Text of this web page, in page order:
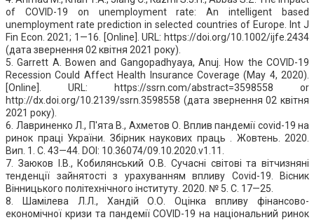
of COVID-19 on unemployment rate: An intelligent based
unemployment rate prediction in selected countries of Europe. Int J
Fin Econ. 2021; 1—16. [Online]. URL: https://doi.org/10.1002/ijfe.2434
(дата звернення 02 квітня 2021 року).
5. Garrett A. Bowen and Gangopadhyaya, Anuj. How the COVID-19
Recession Could Affect Health Insurance Coverage (May 4, 2020).
[Online]. URL: https://ssrn.com/abstract=3598558 or
http://dx.doi.org/10.2139/ssrn.3598558 (дата звернення 02 квітня
2021 року).
6. Лавриненко Л., П'ята В., Ахметов О. Вплив пандемії covid-19 на
ринок праці України. Збірник наукових праць . Жовтень. 2020.
Вип. 1. С. 43—44. DOI: 10.36074/09.10.2020.v1.11.
7. Заюков І.В., Кобилянський О.В. Сучасні світові та вітчизняні
тенденції зайнятості з урахуванням впливу Сovid-19. Вісник
Вінницького політехнічного інституту. 2020. № 5. С. 17—25.
8. Шамілева Л.Л., Хандій О.О. Оцінка впливу фінансово-
економічної кризи та пандемії COVID-19 на національний ринок